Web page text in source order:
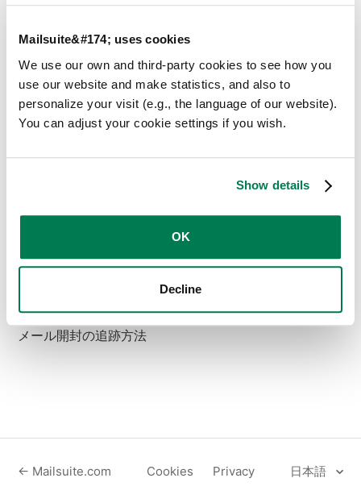
Mailsuite&#174; uses cookies
We use our own and third-party cookies to see how you
use our website and make statistics, and also to
personalize your visit (e.g., the language of our website).
You can adjust your cookie settings if you wish.
Show details
OK
Decline
Mailsuite（Mailtrack）とは何ですか？
Mailsuiteのインストール方法
Outlookやその他のクライアントでのメール追跡に
Mailtrackを使用する方法
メール開封の追跡方法
← Mailsuite.com Cookies Privacy 日本語